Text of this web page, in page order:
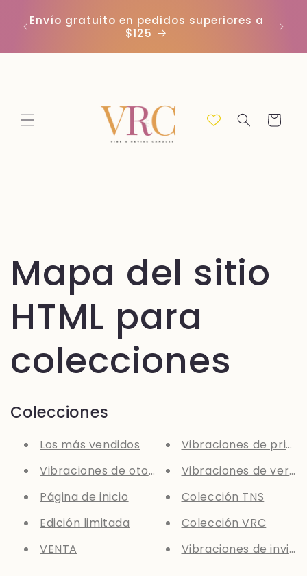
directamente
al contenido
Envío gratuito en pedidos superiores a
$125
Carrito
Mapa del sitio
HTML para
colecciones
Colecciones
Los más vendidos
Vibraciones de otoño
Página de inicio
Edición limitada
VENTA
Vibraciones de
Vibraciones de
Colección TNS
Colección VRC
Vibraciones de